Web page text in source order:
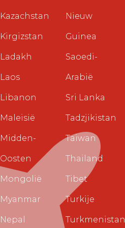
Kazachstan
Kirgizstan
Ladakh
Laos
Libanon
Maleisië
Midden-
Oosten
Mongolië
Myanmar
Nepal
Nieuw
Guinea
Saoedi-
Arabië
Sri Lanka
Tadzjikistan
Taiwan
Thailand
Tibet
Turkije